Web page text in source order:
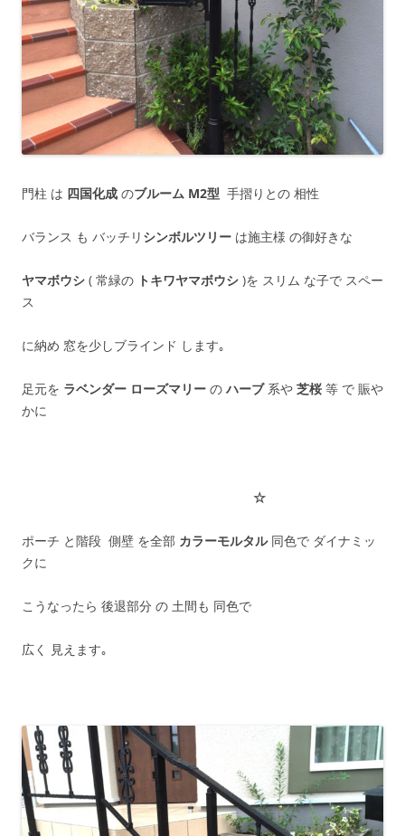
門柱 は 四国化成 のブルーム M2型 手摺りとの 相性
バランス も バッチリ シンボルツリー は施主様 の御好きな
ヤマボウシ ( 常緑の トキワヤマボウシ )を スリム な子で スペー
ス
に納め 窓を少しブラインド します｡
足元を ラベンダー ローズマリー の ハーブ系や 芝桜 等 で 賑や
かに
☆
ポーチ と階段 側壁 を全部 カラーモルタル同色で ダイナミッ
クに
こうなったら 後退部分 の 土間も 同色で
広く 見えます｡